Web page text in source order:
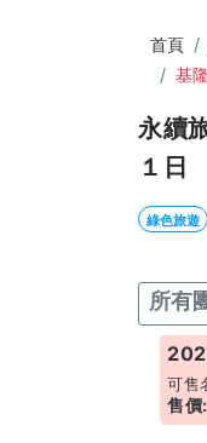
首頁
基
永續
１日
綠色旅遊
所有
可售
售